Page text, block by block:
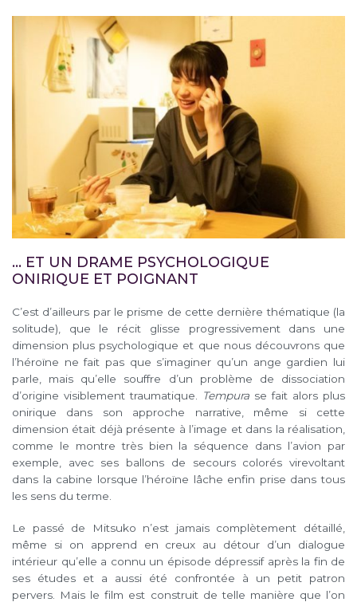
… ET UN DRAME PSYCHOLOGIQUE
ONIRIQUE ET POIGNANT
C’est d’ailleurs par le prisme de cette dernière thématique (la
solitude), que le récit glisse progressivement dans une
dimension plus psychologique et que nous découvrons que
l’héroïne ne fait pas que s’imaginer qu’un ange gardien lui
parle, mais qu’elle souffre d’un problème de dissociation
d’origine visiblement traumatique.
Tempura se fait alors plus
onirique dans son approche narrative, même si cette
dimension était déjà présente à l’image et dans la réalisation,
comme le montre très bien la séquence dans l’avion par
exemple, avec ses ballons de secours colorés virevoltant
dans la cabine lorsque l’héroïne lâche enfin prise dans tous
les sens du terme.
Le passé de Mitsuko n’est jamais complètement détaillé,
même si on apprend en creux au détour d’un dialogue
intérieur qu’elle a connu un épisode dépressif après la fin de
ses études et a aussi été confrontée à un petit patron
pervers. Mais le film est construit de telle manière que l’on